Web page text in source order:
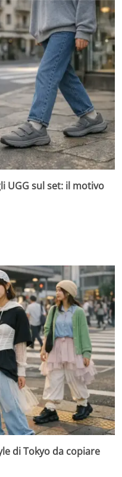
UGG sul set: il motivo
di Tokyo da copiare